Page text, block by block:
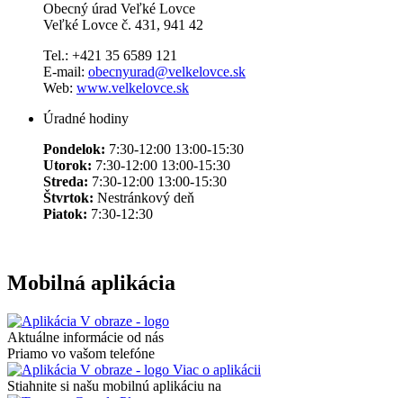
Obecný úrad Veľké Lovce
Veľké Lovce č. 431, 941 42
Tel.: +421 35 6589 121
E-mail: obecnyurad@velkelovce.sk
Web: www.velkelovce.sk
Úradné hodiny
Pondelok: 7:30-12:00 13:00-15:30
Utorok: 7:30-12:00 13:00-15:30
Streda: 7:30-12:00 13:00-15:30
Štvrtok: Nestránkový deň
Piatok: 7:30-12:30
Mobilná aplikácia
Aktuálne informácie od nás
Priamo vo vašom telefóne
Viac o aplikácii
Stiahnite si našu mobilnú aplikáciu na